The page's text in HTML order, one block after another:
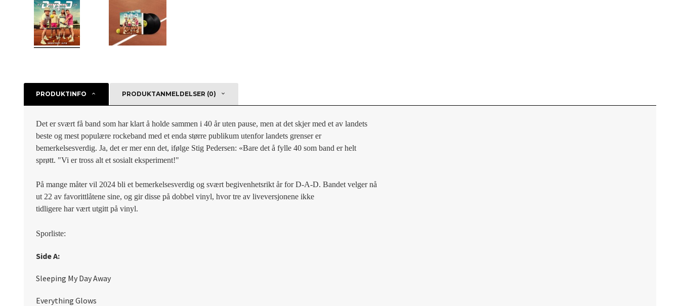
PRODUKTINFO PRODUKTANMELDELSER (0)
Det er svært få band som har klart å holde sammen i 40 år uten pause, men at det skjer med et av landets
beste og mest populære rockeband med et enda større publikum utenfor landets grenser er
bemerkelsesverdig. Ja, det er mer enn det, ifølge Stig Pedersen: «Bare det å fylle 40 som band er helt
sprøtt. "Vi er tross alt et sosialt eksperiment!"
På mange måter vil 2024 bli et bemerkelsesverdig og svært begivenhetsrikt år for D-A-D. Bandet velger nå
ut 22 av favorittlåtene sine, og gir disse på dobbel vinyl, hvor tre av liveversjonene ikke
tidligere har vært utgitt på vinyl.
Sporliste:
Side A:
Sleeping My Day Away
Everything Glows